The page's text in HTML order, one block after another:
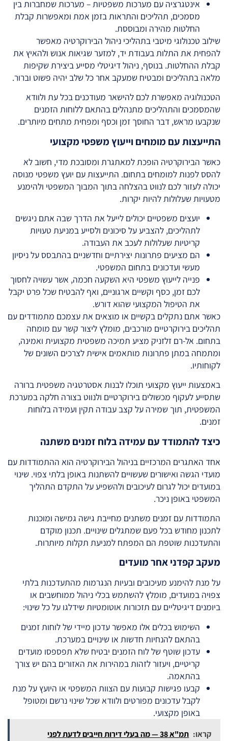
אינטגרציה עם מערכות משפטיות – מערכות שמחברות בין
מסמכים, תהליכים והתראות בזמן אמת ומאפשרות קבלת
החלטות מהירה ומבוססת.
שילוב טכנולוגי מיטבי בתהליכי ניהול הבירוקרטיה מאפשר
להפחית את התלות בעבודת יד, למזער שגיאות אנוש ולהאיץ את
קבלת ההחלטות. בנוסף, ניהול דיגיטלי מסייע ביצירת שקיפות
מלאה בתהליכים ומבטיח שמעקב אחר כל שלב יהיה פשוט וברור.
הטכנולוגיה מאפשרת לכם להישאר מעודכנים בכל עת ולוודא
שהמסמכים והתהליכים מתנהלים בהתאם ללוחות הזמנים
שנקבעו מראש, דבר החוסך זמן וכסף ומפחית מתחים מיותרים.
התייעצות עם מומחים וייעוץ משפטי מקצועי
כאשר הבירוקרטיה הופכת למאתגרת ומסובכת מדי, חשוב לא
להסס לפנות למומחים בתחום. התייעצות עם יועץ משפטי מנוסה
יכולה לעזור לכם לנווט בהצלחה בתוך המבוך המשפטי ולהימנע
מטעויות שעלולות להיות יקרות.
יועצים משפטיים יכולים לייעל את הדרך שבה אתם ניגשים
לתהליכים, להצביע על סיכונים ולסייע במניעת טעויות
קריטיות שעלולות לעכב את העבודה.
הם מציעים פתרונות יצירתיים וחדשניים בהתבסס על ניסיון
מעשי ועדכונים בתחום המשפטי.
פנייה לייעוץ משפטי היא השקעה חכמה, אשר עשויה לחסוך
לכם זמן, כסף וקשיים ארגוניים, ואף להבטיח שכל פרט יקבל
את הטיפול המקצועי שהוא דורש.
כאשר אתם נתקלים בקשיים או מוצאים את עצמכם מתמודדים עם
תהליכים בירוקרטיים מורכבים, מומלץ ליצור קשר עם מומחה
בתחום. אל-רם זלזניק מציע תמיכה משפטית מקצועית ואמינה,
ומתמחה במתן פתרונות מותאמים אישית לצרכים השונים של
לקוחותיו.
באמצעות ייעוץ מקצועי תוכלו לבנות אסטרטגיה משפטית ברורה
שתסייע לעקוף מכשולים בירוקרטיים ולנווט בצורה חלקה במערכת
המשפטית, תוך שמירה על קצב עבודה תקין ועמידה בלוחות
זמנים.
כיצד להתמודד עם עמידה בלוח זמנים משתנה
אחד האתגרים המרכזיים בניהול הבירוקרטיה הוא ההתמודדות עם
מועדי הגשה ואישורים שעשויים להשתנות באופן בלתי צפוי. שינוי
במועדים יכול לגרום לעיכובים ולהשפיע על התקדם התהליך
המשפטי באופן ניכר.
התמודדות עם זמנים משתנים מחייבת גישה גמישה ומוכנות
לתכנון מחודש בכל פעם שמתגלים שינויים. תכנון מוקדם
והתעדכנות שוטפת הם המפתח למניעת תקלות מיותרות.
מעקב קפדני אחר מועדים
על מנת להימנע מעיכובים ובעיות הנגרמות מהתעדכנות בלתי
צפויה במועדים, מומלץ להשתמש בכלי ניהול ממוחשבים או
ביומנים דיגיטליים עם תזכורות אוטומטיות שידלגו על כל שינוי:
השימוש בכלים אלו מאפשר עדכון מיידי של לוחות זמנים
בהתאם להנחיות חדשות או שינויים במערכת.
עדכון שוטף של לוח הזמנים יבטיח שלא תפספסו מועדים
קריטיים, ויעזור לזהות במהירות את האזורים בהם יש צורך
בהתאמה.
קבעו פגישות קבועות עם הצוות המשפטי או היועץ על מנת
לקבל עדכונים מפורטים ולוודא שכל שינוי נרשם ומטופל
באופן מקצועי.
קראו:
תמ"א 38 — מה בעלי דירות חייבים לדעת לפני